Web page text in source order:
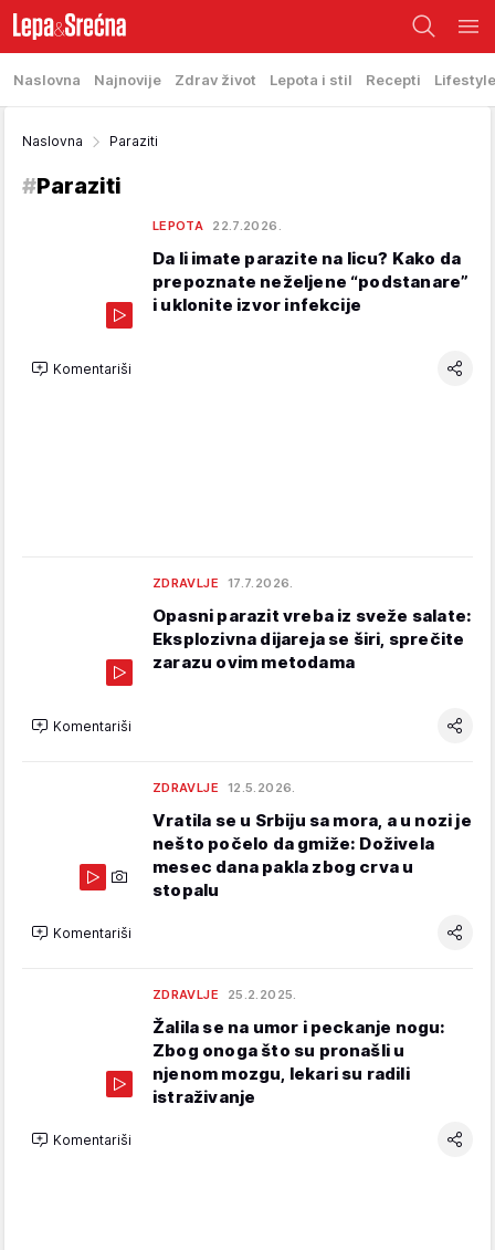
Naslovna Najnovije Zdrav život Lepota i stil Recepti Lifestyle
Naslovna Paraziti
#Paraziti
LEPOTA 22.7.2026.
Da li imate parazite na licu? Kako da
prepoznate neželjene “podstanare”
i uklonite izvor infekcije
Komentariši
ZDRAVLJE 17.7.2026.
Opasni parazit vreba iz sveže salate:
Eksplozivna dijareja se širi, sprečite
zarazu ovim metodama
Komentariši
ZDRAVLJE 12.5.2026.
Vratila se u Srbiju sa mora, a u nozi je
nešto počelo da gmiže: Doživela
mesec dana pakla zbog crva u
stopalu
Komentariši
ZDRAVLJE 25.2.2025.
Žalila se na umor i peckanje nogu:
Zbog onoga što su pronašli u
njenom mozgu, lekari su radili
istraživanje
Komentariši